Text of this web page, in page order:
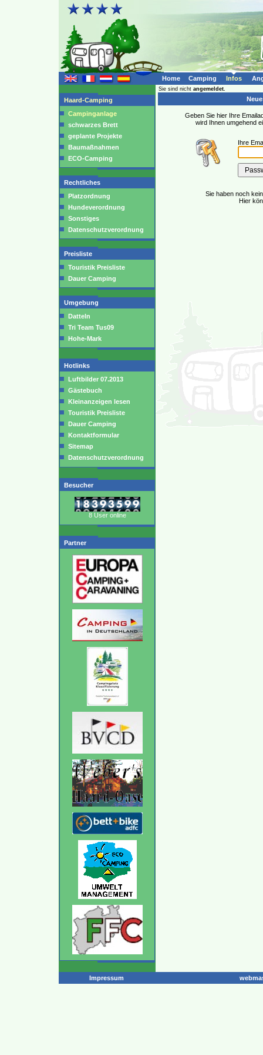
Home Camping Infos
Haard-Camping
Campinganlage
schwarzes Brett
geplante Projekte
Baumaßnahmen
ECO-Camping
Rechtliches
Platzordnung
Hundeverordnung
Sonstiges
Datenschutzverordnung
Preisliste
Touristik Preisliste
Dauer Camping
Umgebung
Datteln
Tri Team Tus09
Hohe-Mark
Hotlinks
Luftbilder 07.2013
Gästebuch
Kleinanzeigen lesen
Touristik Preisliste
Dauer Camping
Kontaktformular
Sitemap
Datenschutzverordnung
Besucher
8 User online
Partner
Sie sind nicht angemeldet.
Geben Sie hier Ihre
wird Ihnen umgehend
Ihre
Sie haben noch
Hier
Impressum